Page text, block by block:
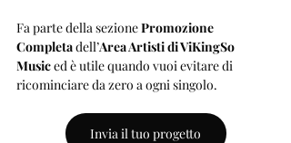
Fa parte della sezione Promozione
Completa dell’Area Artisti di ViKingSo
Music ed è utile quando vuoi evitare di
ricominciare da zero a ogni singolo.
Invia il tuo progetto